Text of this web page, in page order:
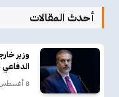
أحدث المقالات
وزير
8 أغسطس، 2026